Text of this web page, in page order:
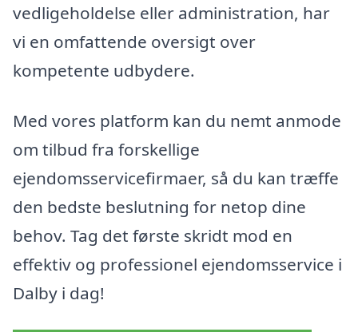
vedligeholdelse eller administration, har
vi en omfattende oversigt over
kompetente udbydere.
Med vores platform kan du nemt anmode
om tilbud fra forskellige
ejendomsservicefirmaer, så du kan træffe
den bedste beslutning for netop dine
behov. Tag det første skridt mod en
effektiv og professionel ejendomsservice i
Dalby i dag!